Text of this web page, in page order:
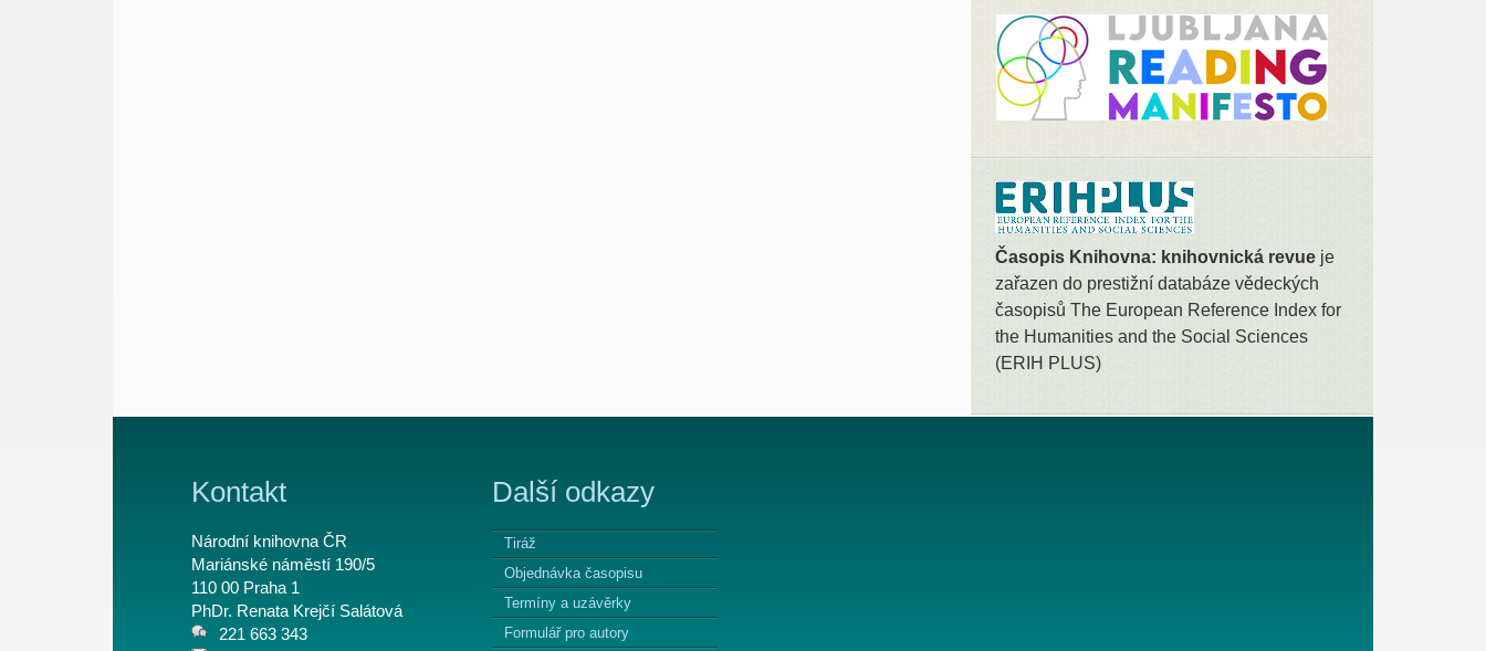
Časopis Knihovna: knihovnická revue je
zařazen do prestižní databáze vědeckých
časopisů The European Reference Index for
the Humanities and the Social Sciences
(ERIH PLUS)
Kontakt
Národní knihovna ČR
Mariánské náměstí 190/5
110 00 Praha 1
PhDr. Renata Krejčí Salátová
221 663 343
Další odkazy
Tiráž
Objednávka časopisu
Termíny a uzávěrky
Formulář pro autory